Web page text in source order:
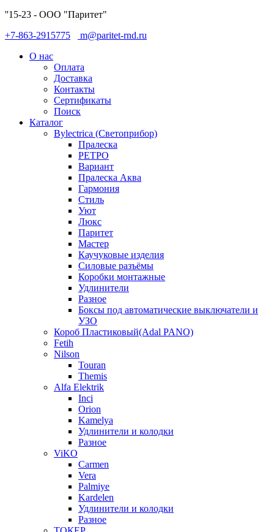
''15-23 - ООО "Паритет"
+7-863-2915775
m@paritet-rnd.ru
О нас
Оплата
Доставка
Контакты
Сертификаты
Поиск
Каталог
Bylectrica (Светоприбор)
Пралеска
РЕТРО
Вариант
Пралеска Аква
Гармония
Стиль
Уют
Люкс
Паритет
Мастер
Каучуковые изделия
Силовые разъёмы
Коробки монтажные
Удлинители
Разное
Боксы под автоматические выключатели и
УЗО
Короб Пластиковый(Adal PANO)
Fetih
Nilson
Touran
Themis
Alfa Elektrik
Inci
Orion
Kamelya
Удлинители и колодки
Разное
ViKO
Carmen
Vera
Palmiye
Kardelen
Удлинители и колодки
Разное